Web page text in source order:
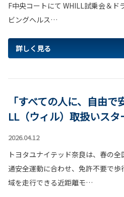
F中央コートにて WHILL試乗会＆ド
ビングヘルス…
詳しく見る
「すべての人に、自由
LL（ウィル）取扱いス
2026.04.12
トヨタユナイテッド奈良は、春の全
通安全運動に合わせ、免許不要で歩
域を走行できる近距離モ…